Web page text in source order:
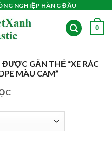
NGHIỆP HÀNG ĐẦU
0
GẮN THẺ “XE RÁC
MÀU CAM”